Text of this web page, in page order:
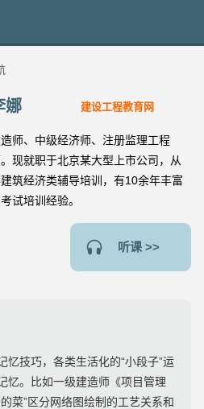
娜 建设工程教育网
师、中级经济师、注册监理工程
现就职于北京某大型上市公司，从
筑经济类辅导培训，有10余年丰富
试培训经验。
听课 >>
忆技巧，各类生活化的“小段子”运
忆。比如一级建造师《项目管理
菜”区分网络图绘制的工艺关系和